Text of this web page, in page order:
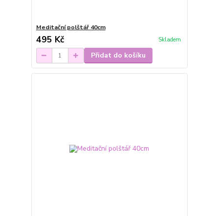
Meditační polštář 40cm
495 Kč Skladem
Přidat do košíku